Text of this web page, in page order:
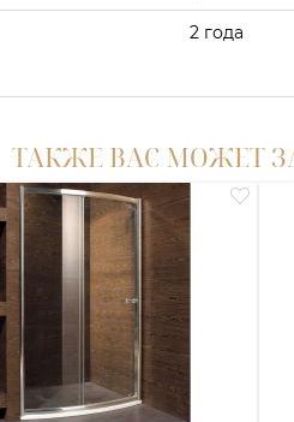
2 года
ТАКЖЕ ВАС МОЖЕТ